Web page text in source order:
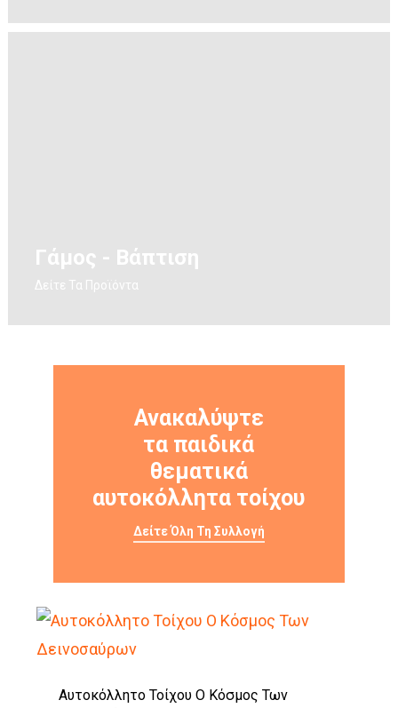
Γάμος - Βάπτιση
Δείτε Τα Προϊόντα
Ανακαλύψτε
τα παιδικά
θεματικά
αυτοκόλλητα τοίχου
Δείτε Όλη Τη Συλλογή
Αυτοκόλλητο Τοίχου Ο Κόσμος Των